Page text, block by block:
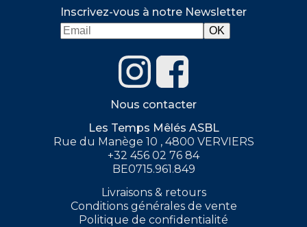
Inscrivez-vous à notre Newsletter
Nous contacter
Les Temps Mêlés ASBL
Rue du Manège 10 , 4800 VERVIERS
+32 456 02 76 84
BE0715.961.849
Livraisons & retours
Conditions générales de vente
Politique de confidentialité